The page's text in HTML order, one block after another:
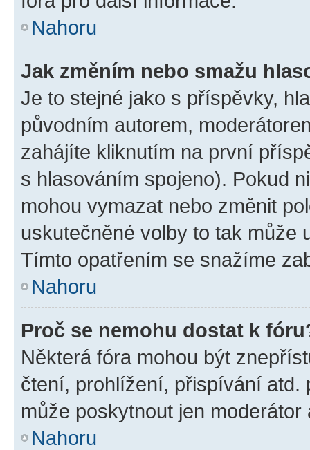
Nahoru
Jak změním nebo smažu
Je to stejné jako s příspěvky,
původním autorem,
zahájíte kliknutím na první
s hlasováním spojeno). Pokud
mohou vymazat nebo změnit
uskutečněné volby to tak může
Tímto opatřením se snažíme
Nahoru
Proč se nemohu dostat k
Některá fóra mohou být
čtení, prohlížení, přispívání atd.
může poskytnout jen
Nahoru